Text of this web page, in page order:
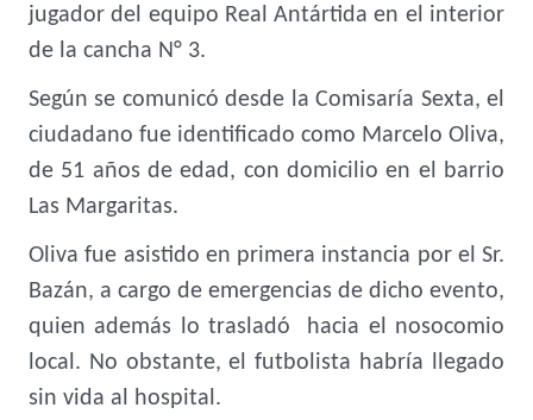
jugador del equipo Real Antártida en el interior
de la cancha N° 3.
Según se comunicó desde la Comisaría Sexta, el
ciudadano fue identificado como Marcelo Oliva,
de 51 años de edad, con domicilio en el barrio
Las Margaritas.
Oliva fue asistido en primera instancia por el Sr.
Bazán, a cargo de emergencias de dicho evento,
quien además lo trasladó hacia el nosocomio
local. No obstante, el futbolista habría llegado
sin vida al hospital.